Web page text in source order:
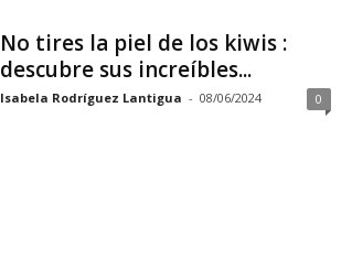
a
No tires la piel de los kiwis :
descubre sus increíbles...
Isabela Rodríguez Lantigua - 08/06/2024 0